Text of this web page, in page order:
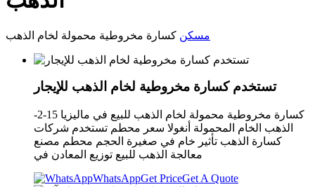
مسكن كسارة مخروطية محمولة لخام الذهب
تستخدم كسارة مخروطية لخام الذهب للإيجار
-2-15 كسارة مخروطية محمولة لخام الذهب للبيع في ماليزيا
الذهب الخام المحمولة أنغولا سعر محطم تستخدم شركات
كسارة الذهب تأثير خام في صغيرة الحجم محطم مصنع
معالجة الذهب للبيع توزيع المعادن في
WhatsAppGet PriceGet A Quote